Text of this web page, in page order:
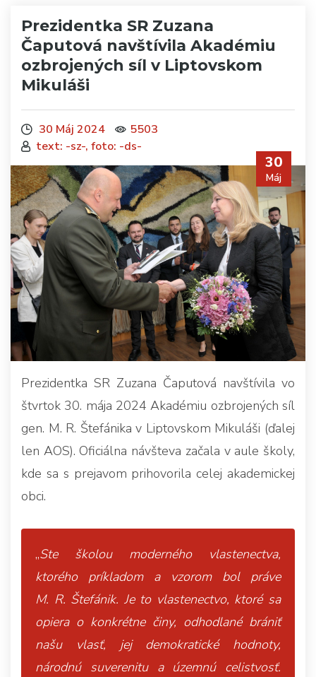
Prezidentka SR Zuzana
Čaputová navštívila Akadémiu
ozbrojených síl v Liptovskom
Mikuláši
30 Máj 2024
5503
text: -sz-, foto: -ds-
30
Máj
Prezidentka SR Zuzana Čaputová navštívila vo
štvrtok 30. mája 2024 Akadémiu ozbrojených síl
gen. M. R. Štefánika v Liptovskom Mikuláši (ďalej
len AOS). Oficiálna návšteva začala v aule školy,
kde sa s prejavom prihovorila celej akademickej
obci.
„Ste školou moderného vlastenectva,
ktorého príkladom a vzorom bol práve
M. R. Štefánik. Je to vlastenectvo, ktoré sa
opiera o konkrétne činy, odhodlané brániť
našu vlasť, jej demokratické hodnoty,
národnú suverenitu a územnú celistvosť.